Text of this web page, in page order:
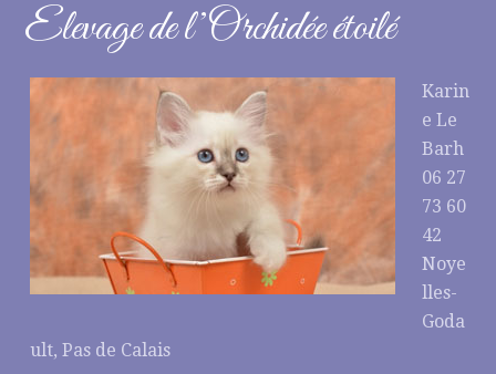
Elevage de l’Orchidée étoilé
Karin
e Le
Barh
06 27
73 60
42
Noye
lles-
Goda
ult, Pas de Calais